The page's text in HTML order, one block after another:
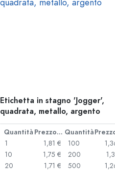
Etichetta in stagno 'Jogger',
quadrata, metallo, argento
Quantità Prezzo cad. Quantità
1
1,81 €
10
1,75 €
20
1,71 €
100
200
500